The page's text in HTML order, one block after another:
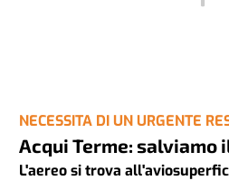
NECESSITA DI UN URGENTE
Acqui Terme: salviamo
L'aereo si trova